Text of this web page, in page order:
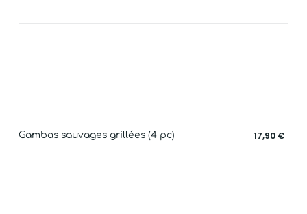
Gambas sauvages grillées (4 pc) 17,90 €